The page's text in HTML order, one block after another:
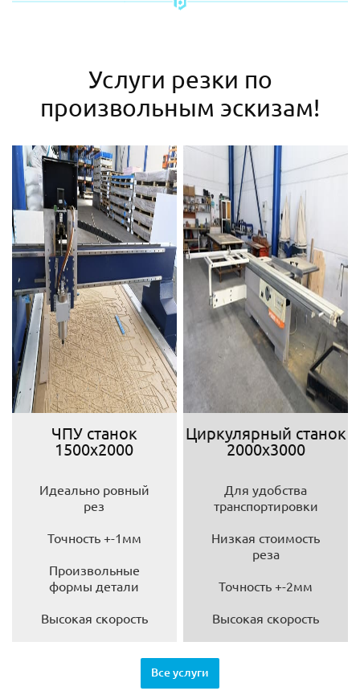
Услуги резки по
произвольным эскизам!
ЧПУ станок
1500х2000
Идеально ровный
рез
Точность +-1мм
Произвольные
формы детали
Высокая скорость
Циркулярный станок
2000х3000
Для удобства
транспортировки
Низкая стоимость
реза
Точность +-2мм
Высокая скорость
Все услуги